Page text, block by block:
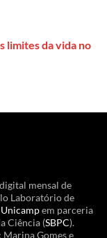
limites da vida no
mensal de
Laboratório de
Unicampem parceria
Ciência (SBPC).
Gomes e